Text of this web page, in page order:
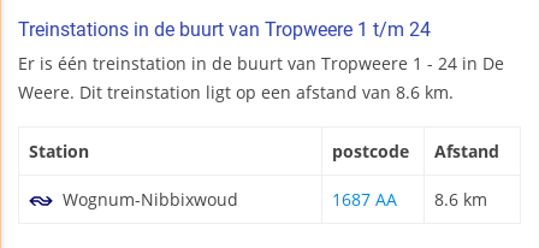
Treinstations in de buurt van Tropweere 1 t/m 24
Er is één treinstation in de buurt van Tropweere 1 - 24 in De
Weere. Dit treinstation ligt op een afstand van 8.6 km.
Station postcode Afstand
Wognum-Nibbixwoud 1687 AA 8.6 km